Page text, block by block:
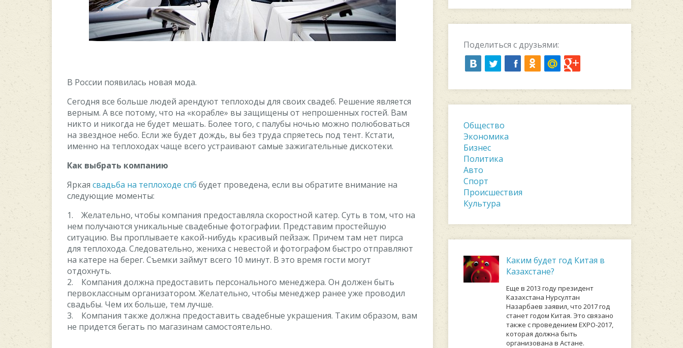
В России появилась новая мода.
Сегодня все больше людей арендуют теплоходы для своих свадеб. Решение является
верным. А все потому, что на «корабле» вы защищены от непрошенных гостей. Вам
никто и никогда не будет мешать. Более того, с палубы ночью можно полюбоваться
на звездное небо. Если же будет дождь, вы без труда спряетесь под тент. Кстати,
именно на теплоходах чаще всего устраивают самые зажигательные дискотеки.
Как выбрать компанию
Яркая свадьба на теплоходе спб будет проведена, если вы обратите внимание на
следующие моменты:
1. Желательно, чтобы компания предоставляла скоростной катер. Суть в том, что на
нем получаются уникальные свадебные фотографии. Представим простейшую
ситуацию. Вы проплываете какой-нибудь красивый пейзаж. Причем там нет пирса
для теплохода. Следовательно, жениха с невестой и фотографом быстро отправляют
на катере на берег. Съемки займут всего 10 минут. В это время гости могут
отдохнуть.
2. Компания должна предоставить персонального менеджера. Он должен быть
первоклассным организатором. Желательно, чтобы менеджер ранее уже проводил
свадьбы. Чем их больше, тем лучше.
3. Компания также должна предоставить свадебные украшения. Таким образом, вам
не придется бегать по магазинам самостоятельно.
Поделиться с друзьями:
Общество
Экономика
Бизнес
Политика
Авто
Спорт
Происшествия
Культура
Каким будет год Китая в
Казахстане?
Еще в 2013 году президент
Казахстана Нурсултан
Назарбаев заявил, что 2017 год
станет годом Китая. Это связано
также с проведением EXPO-2017,
которая должна быть
организована в Астане.